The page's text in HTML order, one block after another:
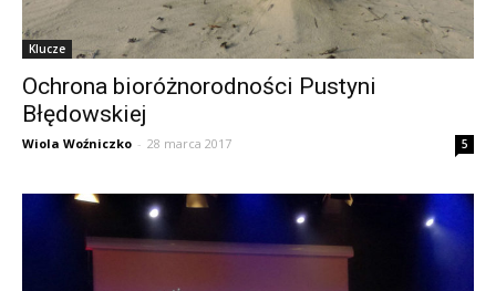
Klucze
Ochrona bioróżnorodności Pustyni
Błędowskiej
Wiola Woźniczko - 28 marca 2017 5